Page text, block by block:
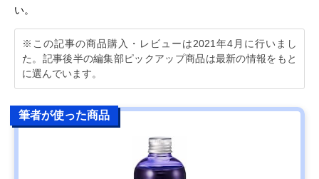
い。
※この記事の商品購入・レビューは2021年4月に行いまし
た。記事後半の編集部ピックアップ商品は最新の情報をもと
に選んでいます。
筆者が使った商品